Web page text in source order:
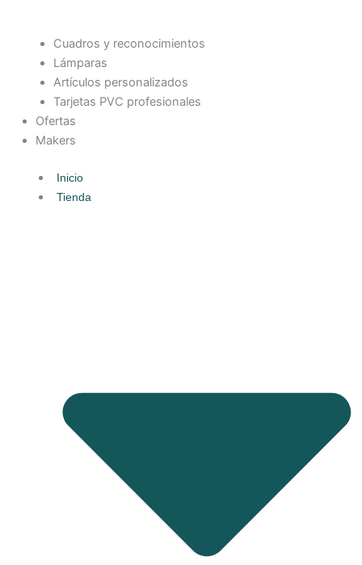
Cuadros y reconocimientos
Lámparas
Artículos personalizados
Tarjetas PVC profesionales
Ofertas
Makers
Inicio
Tienda